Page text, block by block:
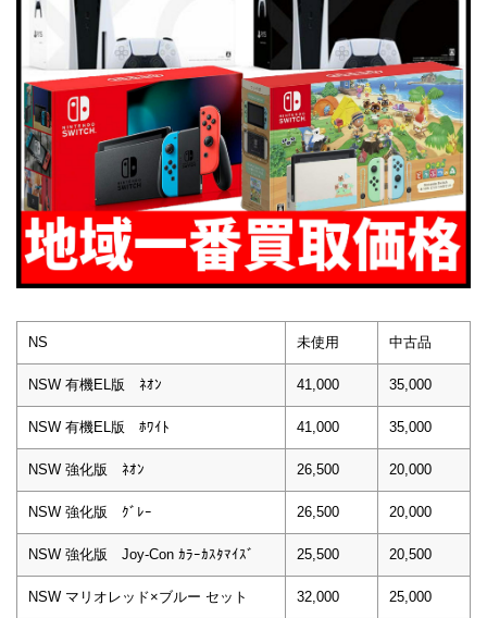
NS 未使用 中古品
NSW 有機EL版 ﾈｵﾝ 41,000 35,000
NSW 有機EL版 ﾎﾜｲﾄ 41,000 35,000
NSW 強化版 ﾈｵﾝ 26,500 20,000
NSW 強化版 ｸﾞﾚｰ 26,500 20,000
NSW 強化版 Joy-Con ｶﾗｰｶｽﾀﾏｲｽﾞ 25,500 20,500
NSW マリオレッド×ブルー セット 32,000 25,000